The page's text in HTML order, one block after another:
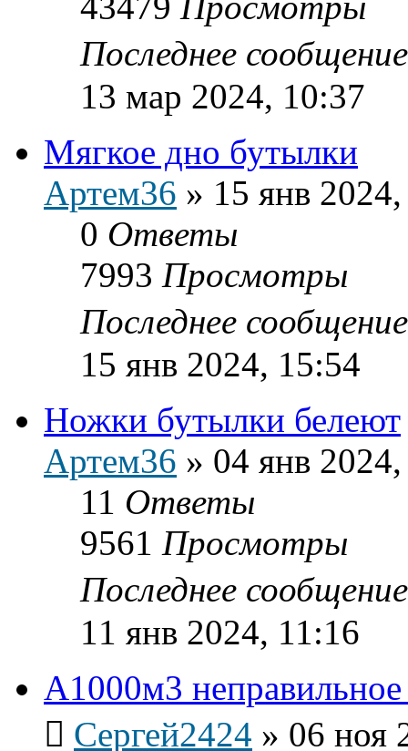
Последнее
13 мар 2024, 10:37
Мягкое дно бутылки
Артем36 » 15 янв
0 Ответы
7993 Просмотры
Последнее
15 янв 2024, 15:54
Ножки бутылки белеют
Артем36 » 04 янв
11 Ответы
9561 Просмотры
Последнее
11 янв 2024, 11:16
А1000м3
Сергей2424 » 06 ноя